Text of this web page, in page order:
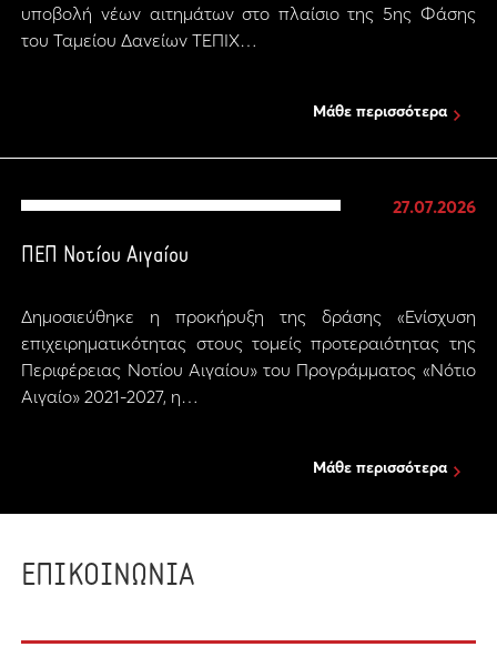
υποβολή νέων αιτημάτων στο πλαίσιο της 5ης Φάσης
του Ταμείου Δανείων ΤΕΠΙΧ…
Μάθε περισσότερα
27.07.2026
ΠΕΠ Νοτίου Αιγαίου
Δημοσιεύθηκε η προκήρυξη της δράσης «Ενίσχυση
επιχειρηματικότητας στους τομείς προτεραιότητας της
Περιφέρειας Νοτίου Αιγαίου» του Προγράμματος «Νότιο
Αιγαίο» 2021-2027, η…
Μάθε περισσότερα
ΕΠΙΚΟΙΝΩΝΙΑ